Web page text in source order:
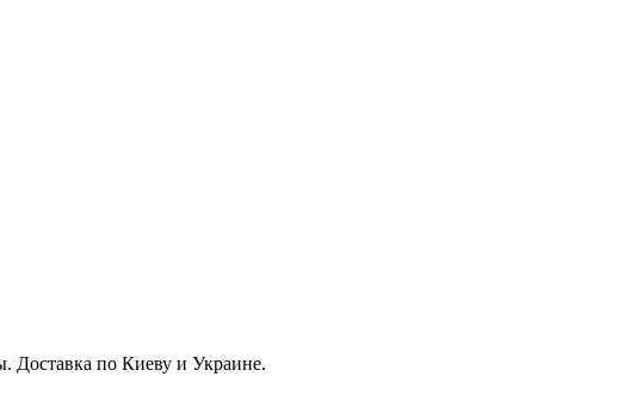
Доставка по Киеву и Украине.